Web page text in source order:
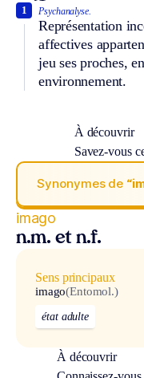
Psychanalyse.
Représentation
affectives
jeu ses proches,
environnement.
1
À découvrir
Savez-vous
Synonymes de
imago
n.m. et n.f.
Sens principaux
imago(Entomol.)
état adulte
À découvrir